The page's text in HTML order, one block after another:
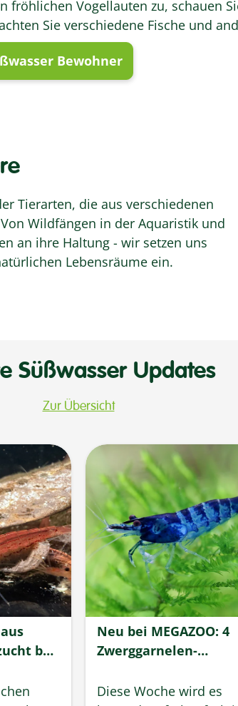
fröhlichen Vogellauten zu, schauen
Sie verschiedene Fische und
Bewohner
Tierarten, die aus verschiedenen
Wildfängen in der Aquaristik und
an ihre Haltung - wir setzen uns
Lebensräume ein.
Süßwasser Updates
Zur Übersicht
bei
Neu bei MEGAZOO: 4
Zwerggarnelen-
Diese Woche wird es